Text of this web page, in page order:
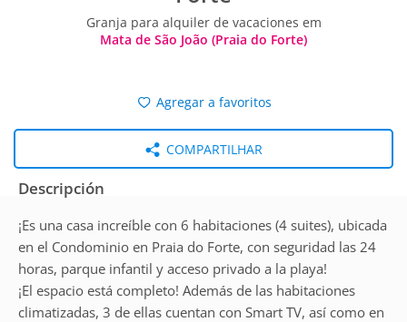
Granja para alquiler de vacaciones em
Mata de São João (Praia do Forte)
Agregar a favoritos
COMPARTILHAR
Descripción
¡Es una casa increíble con 6 habitaciones (4 suites), ubicada
en el Condominio en Praia do Forte, con seguridad las 24
horas, parque infantil y acceso privado a la playa!
¡El espacio está completo! Además de las habitaciones
climatizadas, 3 de ellas cuentan con Smart TV, así como en